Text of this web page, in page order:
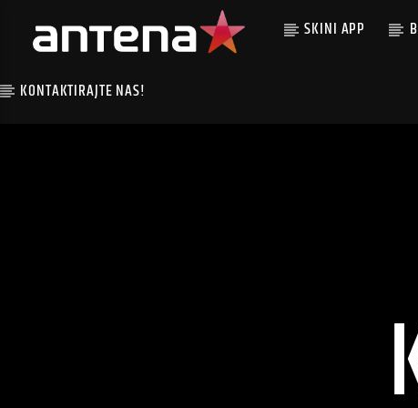
SKINI APP
KONTAKTIRAJTE NAS!